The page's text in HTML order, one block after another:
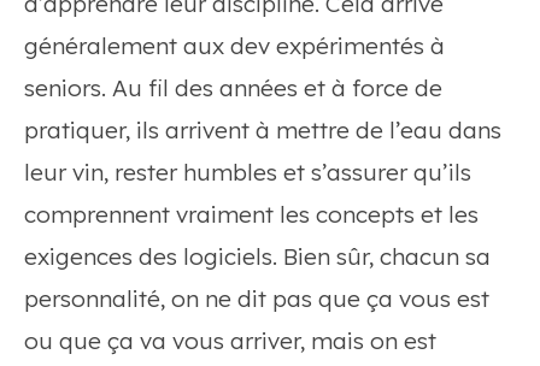
généralement aux dev expérimentés à
seniors. Au fil des années et à force de
pratiquer, ils arrivent à mettre de l’eau dans
leur vin, rester humbles et s’assurer qu’ils
comprennent vraiment les concepts et les
exigences des logiciels. Bien sûr, chacun sa
personnalité, on ne dit pas que ça vous est
ou que ça va vous arriver, mais on est